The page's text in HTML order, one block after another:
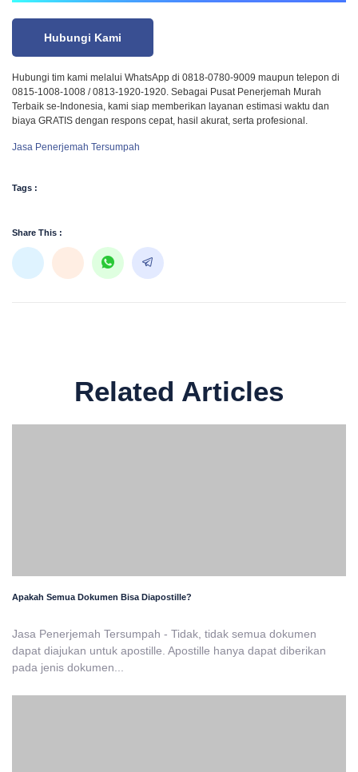
Hubungi Kami
Hubungi tim kami melalui WhatsApp di 0818-0780-9009 maupun telepon di
0815-1008-1008 / 0813-1920-1920. Sebagai Pusat Penerjemah Murah
Terbaik se-Indonesia, kami siap memberikan layanan estimasi waktu dan
biaya GRATIS dengan respons cepat, hasil akurat, serta profesional.
Jasa Penerjemah Tersumpah
Tags :
Share This :
Related Articles
Apakah Semua Dokumen Bisa Diapostille?
Jasa Penerjemah Tersumpah - Tidak, tidak semua dokumen
dapat diajukan untuk apostille. Apostille hanya dapat diberikan
pada jenis dokumen...